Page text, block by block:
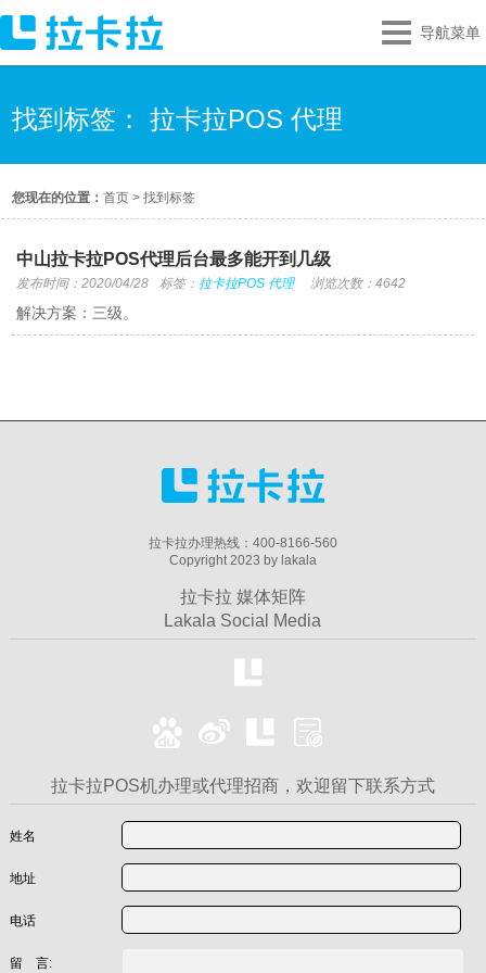
导航菜单
找到标签： 拉卡拉POS 代理
您现在的位置：首页 >找到标签
中山拉卡拉POS代理后台最多能开到几级
发布时间：2020/04/28 标签： 拉卡拉POS 代理 浏览次数：4642
解决方案：三级。
拉卡拉办理热线：400-8166-560
Copyright 2023 by lakala
拉卡拉 媒体矩阵
Lakala Social Media
拉卡拉POS机办理或代理招商，欢迎留下联系方式
姓名
地址
电话
留 言: